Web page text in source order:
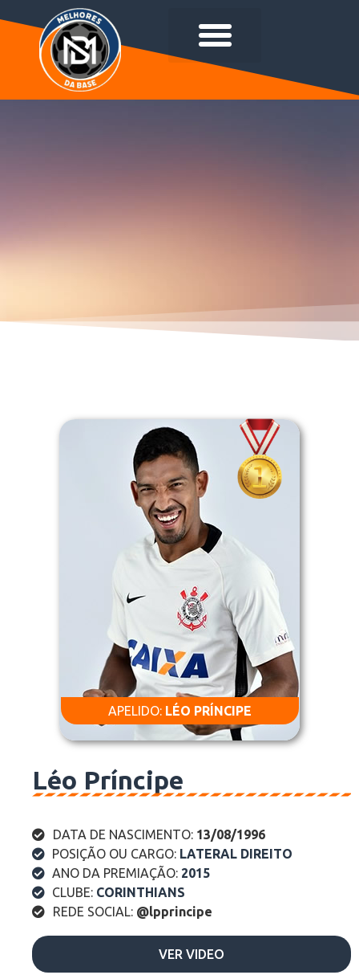
APELIDO: LÉO PRÍNCIPE
Léo Príncipe
DATA DE NASCIMENTO: 13/08/1996
POSIÇÃO OU CARGO: LATERAL DIREITO
ANO DA PREMIAÇÃO: 2015
CLUBE: CORINTHIANS
REDE SOCIAL: @lpprincipe
VER VIDEO